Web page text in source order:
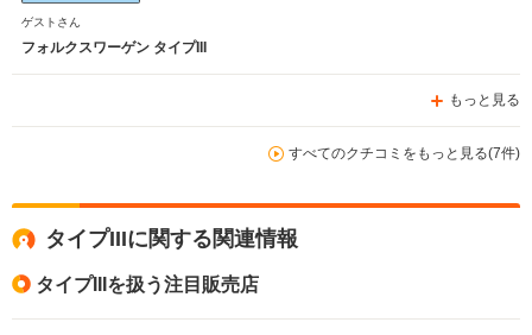
ゲストさん
フォルクスワーゲン タイプIII
もっと見る
すべてのクチコミをもっと見る(7件)
タイプIIIに関する関連情報
タイプIIIを扱う注目販売店